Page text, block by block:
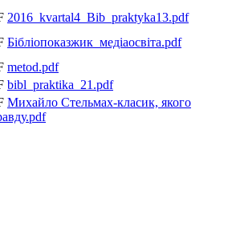
2016_kvartal4_Bib_praktyka13.pdf
Бібліопоказжик_медіаосвіта.pdf
metod.pdf
bibl_praktika_21.pdf
Михайло Стельмах-класик, якого